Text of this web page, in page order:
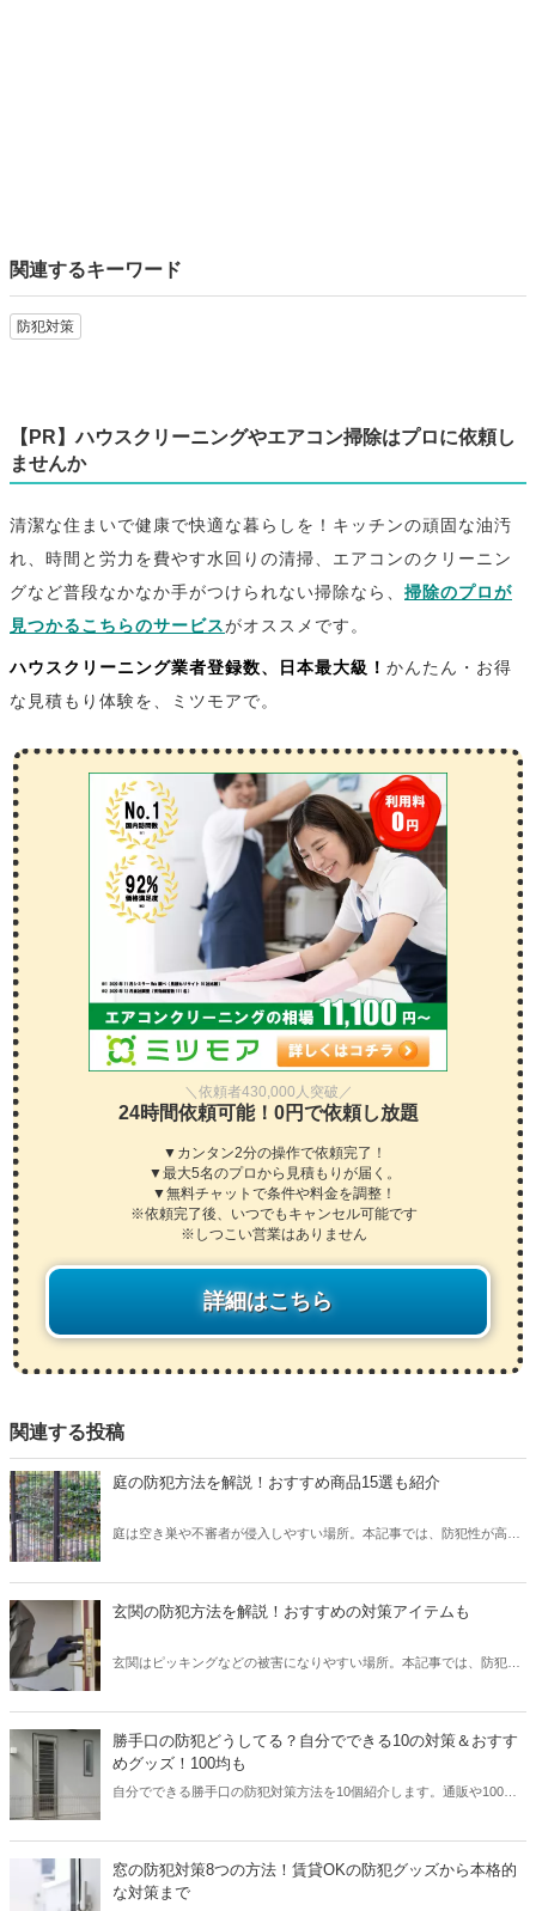
関連するキーワード
防犯対策
【PR】ハウスクリーニングやエアコン掃除はプロに依頼し
ませんか
清潔な住まいで健康で快適な暮らしを！キッチンの頑固な油汚
れ、時間と労力を費やす水回りの清掃、エアコンのクリーニン
グなど普段なかなか手がつけられない掃除なら、 掃除のプロが
見つかるこちらのサービスがオススメです。
ハウスクリーニング業者登録数、日本最大級！ かんたん・お得
な見積もり体験を、ミツモアで。
＼依頼者430,000人突破／
24時間依頼可能！0円で依頼し放題
▼カンタン2分の操作で依頼完了！
▼最大5名のプロから見積もりが届く。
▼無料チャットで条件や料金を調整！
※依頼完了後、いつでもキャンセル可能です
※しつこい営業はありません
詳細はこちら
関連する投稿
庭の防犯方法を解説！おすすめ商品15選も紹介
庭は空き巣や不審者が侵入しやすい場所。本記事では、防犯性が高い
ぜひご覧ください。
玄関の防犯方法を解説！おすすめの対策アイテムも
玄関はピッキングなどの被害になりやすい場所。本記事では、防犯性
勝手口の防犯どうしてる？自分でできる10の対策＆おすす
めグッズ！100均も
自分でできる勝手口の防犯対策方法を10個紹介します。通販や100均
窓の防犯対策8つの方法！賃貸OKの防犯グッズから本格的
な対策まで